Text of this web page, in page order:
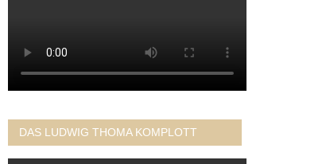
DAS LUDWIG THOMA KOMPLOTT